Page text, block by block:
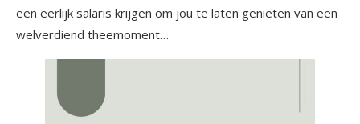
een eerlijk salaris krijgen om jou te laten genieten van een
welverdiend theemoment…